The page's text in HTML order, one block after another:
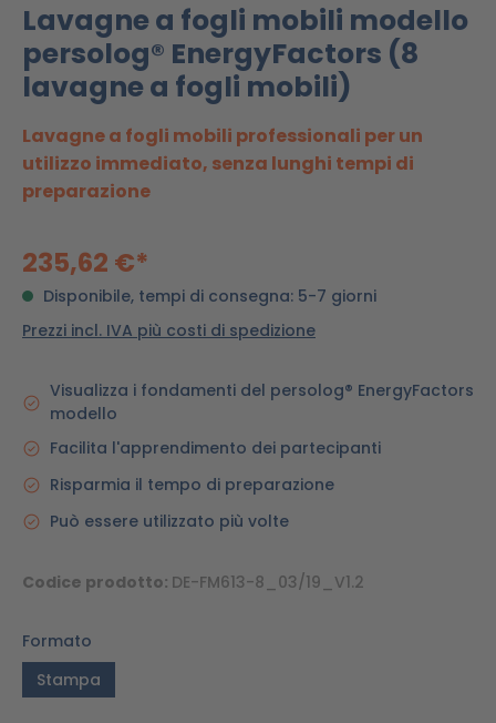
Lavagne a fogli mobili modello
persolog® EnergyFactors (8
lavagne a fogli mobili)
Lavagne a fogli mobili professionali per un
utilizzo immediato, senza lunghi tempi di
preparazione
235,62 €*
Disponibile, tempi di consegna: 5-7 giorni
Prezzi incl. IVA più costi di spedizione
Visualizza i fondamenti del persolog® EnergyFactors
modello
Facilita l'apprendimento dei partecipanti
Risparmia il tempo di preparazione
Può essere utilizzato più volte
Codice prodotto: DE-FM613-8_03/19_V1.2
Formato
Stampa